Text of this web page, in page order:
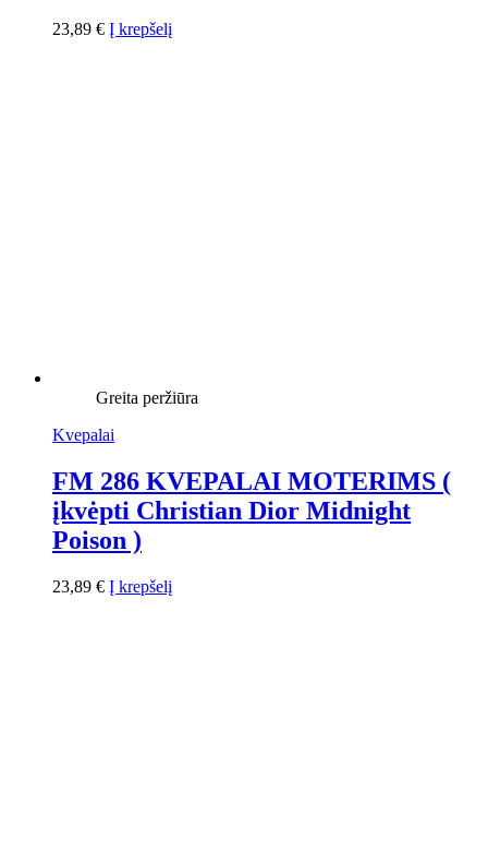
23,89 € Į krepšelį
Greita peržiūra
Kvepalai
FM 286 KVEPALAI MOTERIMS (
įkvėpti Christian Dior Midnight
Poison )
23,89 € Į krepšelį